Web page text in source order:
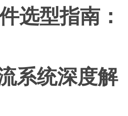
选型指南：
系统深度解